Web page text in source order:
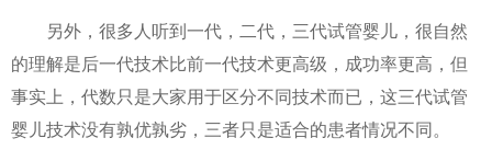
另外，很多人听到一代，二代，三代试管婴儿，很自然
的理解是后一代技术比前一代技术更高级，成功率更高，但
事实上，代数只是大家用于区分不同技术而已，这三代试管
婴儿技术没有孰优孰劣，三者只是适合的患者情况不同。